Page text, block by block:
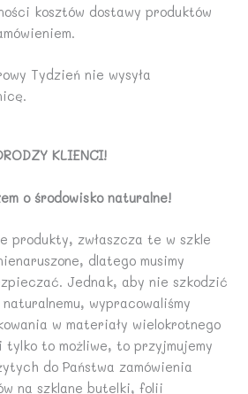
kosztów dostawy produktów
Tydzień nie wysyła
KLIENCI!
o środowisko naturalne!
produkty, zwłaszcza te w szkle
dlatego musimy
Jednak, aby nie szkodzić
wypracowaliśmy
w materiały wielokrotnego
tylko to możliwe, to przyjmujemy
do Państwa zamówienia
na szklane butelki, folii